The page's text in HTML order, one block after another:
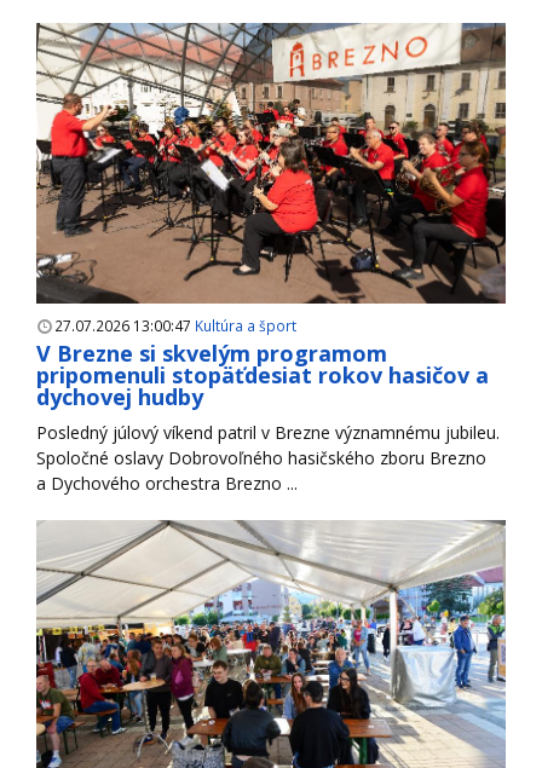
27.07.2026 13:00:47 Kultúra a šport
V Brezne si skvelým programom
pripomenuli stopäťdesiat rokov hasičov a
dychovej hudby
Posledný júlový víkend patril v Brezne významnému jubileu.
Spoločné oslavy Dobrovoľného hasičského zboru Brezno
a Dychového orchestra Brezno ...